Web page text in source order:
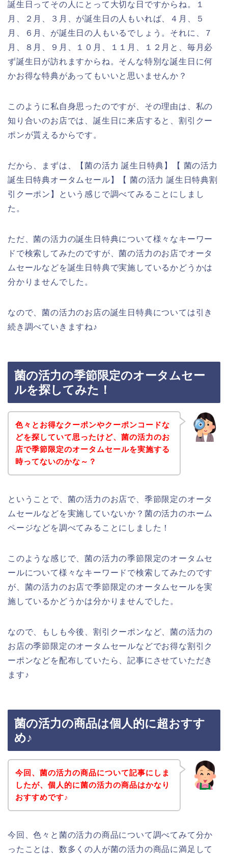
誕生日ってその人にとって大切な日ですからね。１
月、２月、３月、が誕生日の人もいれば、４月、５
月、６月、が誕生日の人もいるでしょう。それに、７
月、８月、９月、１０月、１１月、１２月と、毎月必
ず誕生日が訪れますからね。そんな特別な誕生日に何
かお得な特典があってもいいと思いませんか？
このように私自身思ったのですが、その理由は、私の
知り合いのお店では、誕生日に来店すると、割引クー
ポンが貰えるからです。
だから、まずは、【菌の活力 誕生日特典】【 菌の活力
誕生日特典オータムセール】【 菌の活力 誕生日特典割
引クーポン】という感じで調べてみることにしまし
た。
ただ、菌の活力の誕生日特典について様々なキーワー
ドで検索してみたのですが、菌の活力のお店でオータ
ムセールなどを誕生日特典で実施しているかどうかは
分かりませんでした。
なので、菌の活力のお店の誕生日特典については引き
続き調べていきますね♪
菌の活力の季節限定のオータムセー
ルを探してみた！
色々とお得なクーポンやクーポンコードな
どを探していて思ったけど、菌の活力のお
店で季節限定のオータムセールを実施する
時ってないのかな～？
ということで、菌の活力のお店で、季節限定のオータ
ムセールなどを実施していないか？菌の活力のホーム
ページなどを調べてみることにしました！
このような感じで、菌の活力の季節限定のオータムセ
ールについて様々なキーワードで検索してみたのです
が、菌の活力のお店で季節限定のオータムセールを実
施しているかどうかは分かりませんでした。
なので、もしも今後、割引クーポンなど、菌の活力の
お店の季節限定のオータムセールなどでお得な割引ク
ーポンなどを配布していたら、記事にさせていただき
ます♪
菌の活力の商品は個人的に超おすす
め♪
今回、菌の活力の商品について記事にしま
したが、個人的に菌の活力の商品はかなり
おすすめです♪
今回、色々と菌の活力の商品について調べてみて分か
ったことは、数多くの人が菌の活力の商品に満足して